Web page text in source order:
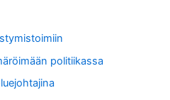
politiikassa